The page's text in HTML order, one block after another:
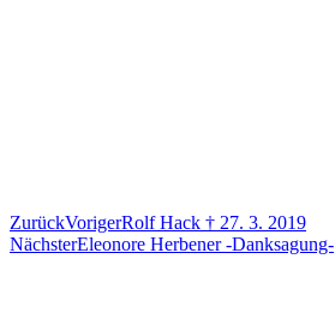
ZurückVorigerRolf Hack † 27. 3. 2019
NächsterEleonore Herbener -Danksagung-